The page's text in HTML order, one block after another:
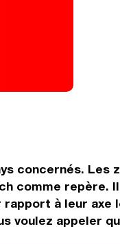
concernés. Les
comme repère.
à leur axe
appeler